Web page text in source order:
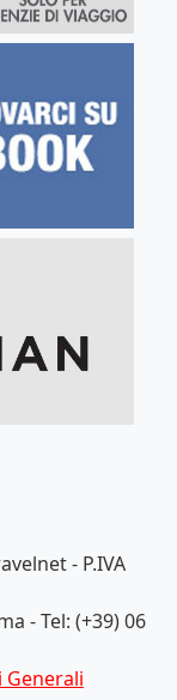
- P.IVA
- Tel: (+39) 06
Generali